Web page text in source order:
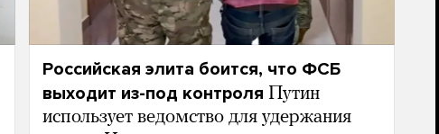
Российская элита боится, что ФСБ
выходит из-под контроля Путин
использует ведомство для удержания